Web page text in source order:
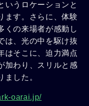
いうロケーションと
ます。さらに、体験
くの来場者が感動し
は、光の中を駆け抜
はそこに、迫力満点
加わり、スリルと感
した。
oarai.jp/